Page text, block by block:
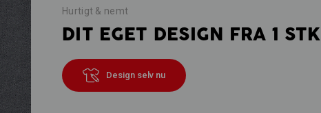
Hurtigt & nemt
DIT EGET DESIGN FRA 1 STK
Design selv nu